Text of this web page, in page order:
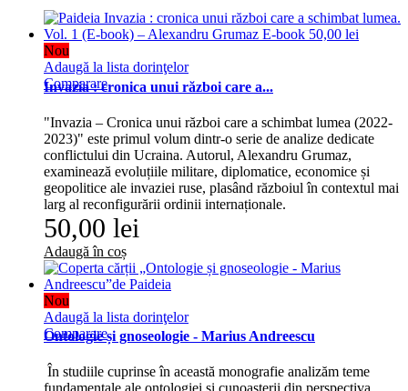
Nou
Adaugă la lista dorinţelor
Comparare
Invazia : cronica unui război care a...
"Invazia – Cronica unui război care a schimbat lumea (2022-
2023)" este primul volum dintr-o serie de analize dedicate
conflictului din Ucraina. Autorul, Alexandru Grumaz,
examinează evoluțiile militare, diplomatice, economice și
geopolitice ale invaziei ruse, plasând războiul în contextul mai
larg al reconfigurării ordinii internaționale.
50,00 lei
Adaugă în coș
Nou
Adaugă la lista dorinţelor
Comparare
Ontologie și gnoseologie - Marius Andreescu
În studiile cuprinse în această monografie analizăm teme